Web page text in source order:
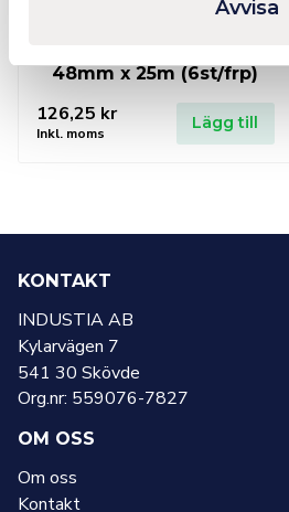
Avvisa
48mm x 25m (6st/frp)
126,25 kr
Inkl. moms
Lägg till
KONTAKT
INDUSTIA AB
Kylarvägen 7
541 30 Skövde
Org.nr: 559076-7827
OM OSS
Om oss
Kontakt